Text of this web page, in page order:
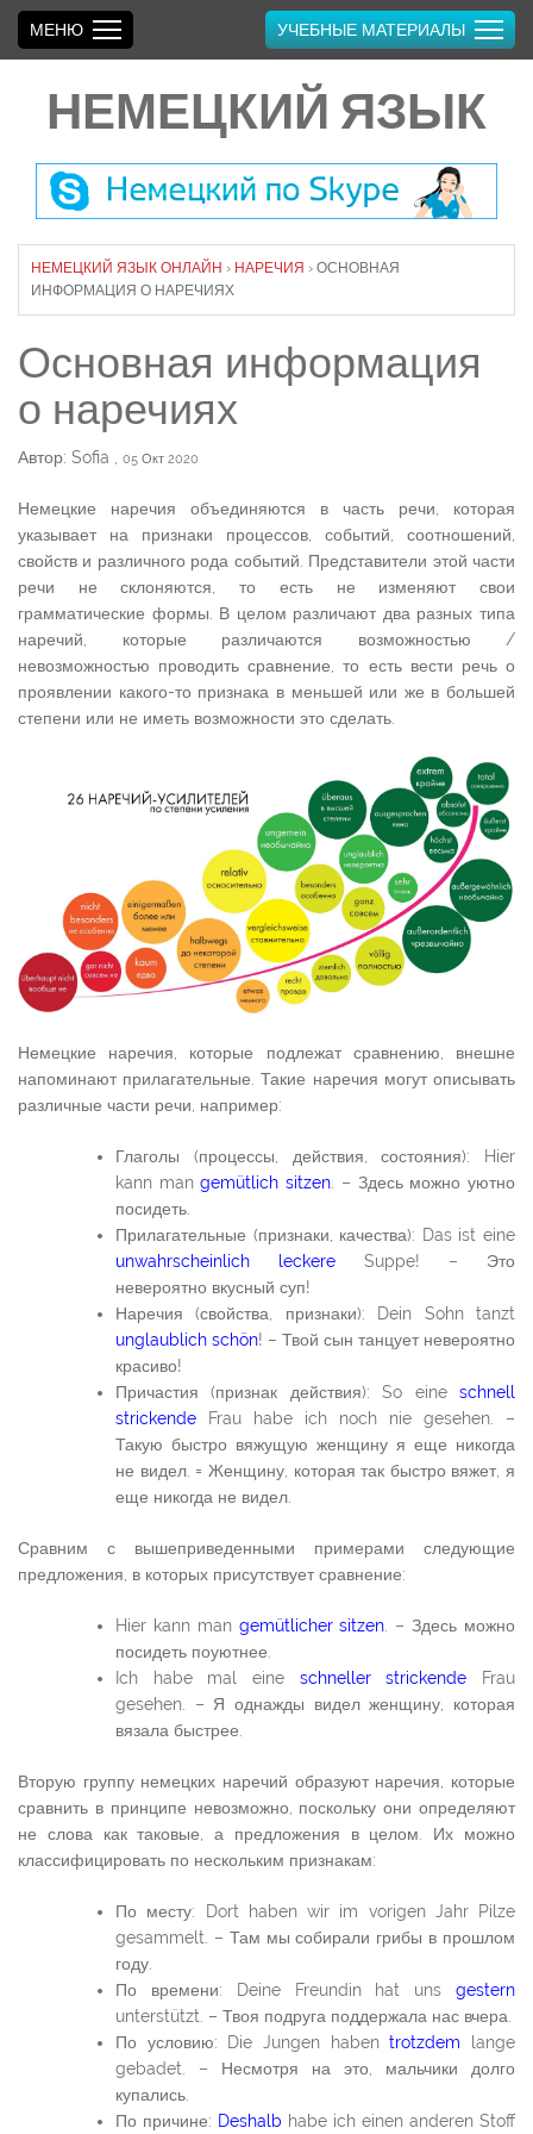
НЕМЕЦКИЙ ЯЗЫК
МЕНЮ УЧЕБНЫЕ МАТЕРИАЛЫ
НЕМЕЦКИЙ ЯЗЫК ОНЛАЙН › НАРЕЧИЯ › ОСНОВНАЯ
ИНФОРМАЦИЯ О НАРЕЧИЯХ
Основная информация
о наречиях
Автор: Sofia , 05 Окт 2020
Немецкие наречия объединяются в часть речи, которая
указывает на признаки процессов, событий, соотношений,
свойств и различного рода событий. Представители этой части
речи не склоняются, то есть не изменяют свои
грамматические формы. В целом различают два разных типа
наречий, которые различаются возможностью /
невозможностью проводить сравнение, то есть вести речь о
проявлении какого-то признака в меньшей или же в большей
степени или не иметь возможности это сделать.
Немецкие наречия, которые подлежат сравнению, внешне
напоминают прилагательные. Такие наречия могут описывать
различные части речи, например:
Глаголы (процессы, действия, состояния): Hier
kann mangemütlich sitzen . – Здесь можно уютно
посидеть.
Прилагательные (признаки, качества): Das ist eine
unwahrscheinlich leckere Suppe! – Это
невероятно вкусный суп!
Наречия (свойства, признаки): Dein Sohn tanzt
unglaublich schön! – Твой сын танцует невероятно
красиво!
Причастия (признак действия): So eine schnell
strickende Frau habe ich noch nie gesehen. –
Такую быстро вяжущую женщину я еще никогда
не видел. = Женщину, которая так быстро вяжет, я
еще никогда не видел.
Сравним с вышеприведенными примерами следующие
предложения, в которых присутствует сравнение:
Hier kann man gemütlicher sitzen . – Здесь можно
посидеть поуютнее.
Ich habe mal eine schneller strickende Frau
gesehen. – Я однажды видел женщину, которая
вязала быстрее.
Вторую группу немецких наречий образуют наречия, которые
сравнить в принципе невозможно, поскольку они определяют
не слова как таковые, а предложения в целом. Их можно
классифицировать по нескольким признакам:
По месту: Dort haben wir im vorigen Jahr Pilze
gesammelt. – Там мы собирали грибы в прошлом
году.
По времени: Deine Freundin hat uns gestern
unterstützt. – Твоя подруга поддержала нас вчера.
По условию: Die Jungen habentrotzdem lange
gebadet. – Несмотря на это, мальчики долго
купались.
По причине: Deshalb habe ich einen anderen Stoff